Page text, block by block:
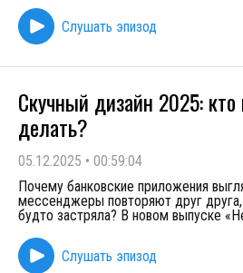
Слушать эпизод
Скучный дизайн 2025: кто
делать?
05.12.2025 • 00:59:04
Почему банковские приложения
мессенджеры повторяют друг друга,
будто застряла? В новом выпуске
Слушать эпизод